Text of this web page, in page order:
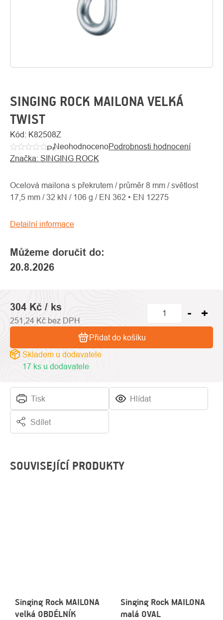
SINGING ROCK MAILONA VELKÁ
TWIST
Kód: K82508Z
Průměrné
hodnocení
je
0,0
5
NeohodnocenoPodrobnosti hodnocení
Značka: SINGING ROCK
Můžeme doručit do:
20.8.2026
Ocelová mailona s překrutem / průměr 8 mm / světlost
17,5 mm / 32 kN / 106 g / EN 362 • EN 12275
Detailní informace
Tisk Hlídat
Sdílet
304 Kč / ks
251,24 Kč bez DPH
Skladem u dodavatele
17 ks u dodavatele
Přidat do košíku
SOUVISEJÍCÍ PRODUKTY
Singing Rock MAILONA
velká OBDÉLNÍK
Singing Rock MAILONA
malá OVAL